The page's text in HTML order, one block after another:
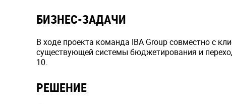
БИЗНЕС-ЗАДАЧИ
В ходе проекта команда IBA Group совместно с
существующей системы бюджетирования и
10.
РЕШЕНИЕ